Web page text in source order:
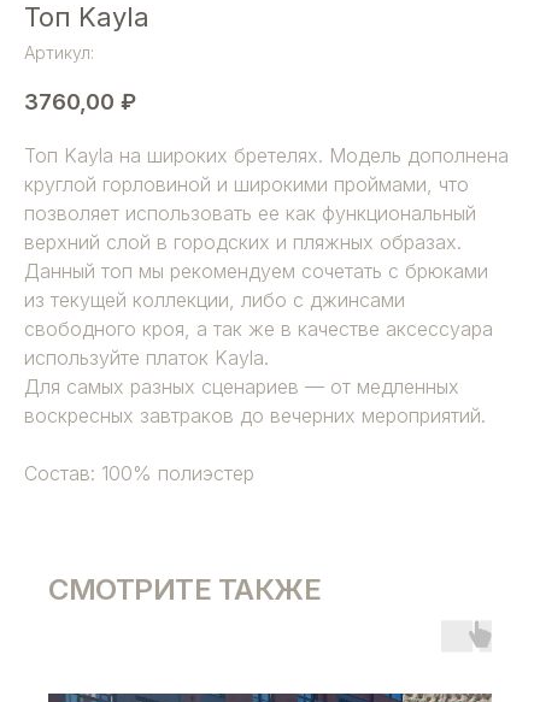
Топ Kayla
Артикул:
3760,00 ₽
Топ Kayla на широких бретелях. Модель дополнена
круглой горловиной и широкими проймами, что
позволяет использовать ее как функциональный
верхний слой в городских и пляжных образах.
Данный топ мы рекомендуем сочетать с брюками
из текущей коллекции, либо с джинсами
свободного кроя, а так же в качестве аксессуара
используйте платок Kayla.
Для самых разных сценариев — от медленных
воскресных завтраков до вечерних мероприятий.
Состав: 100% полиэстер
СМОТРИТЕ ТАКЖЕ